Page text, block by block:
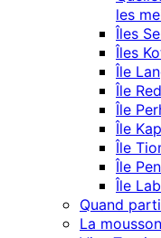
les
Îles
Îles
Île
Île
Île
Île
Île
Île
Île
Quand
La